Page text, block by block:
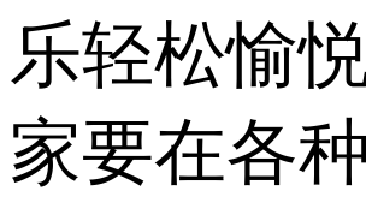
乐轻松愉
家要在各